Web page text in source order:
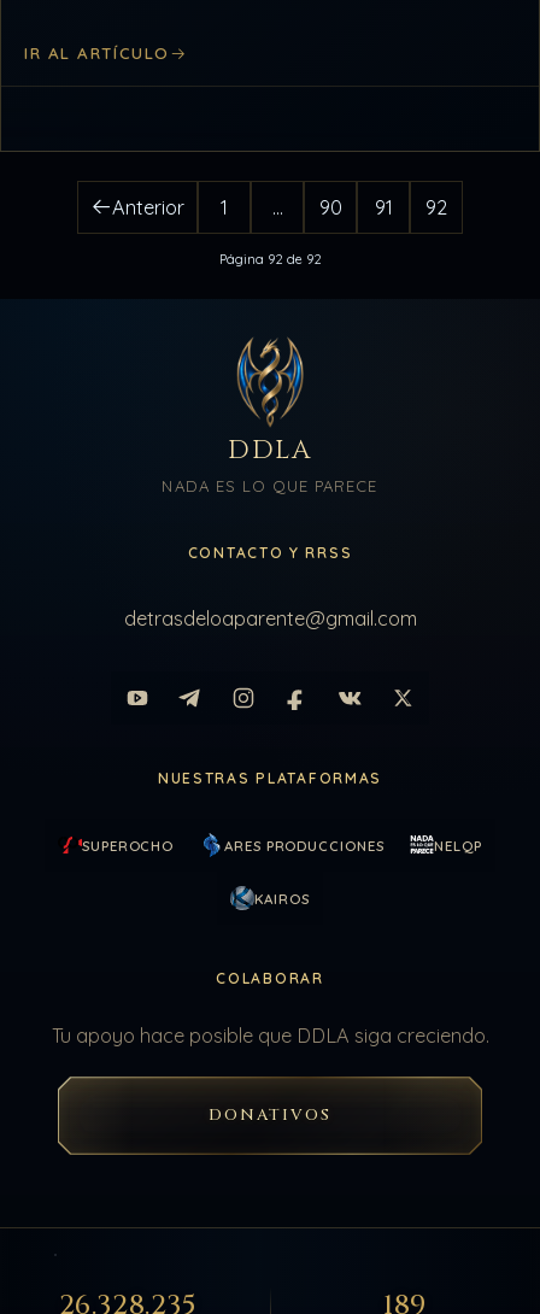
IR AL ARTÍCULO
Anterior 1 … 90 91 92
Página 92 de 92
DDLA
NADA ES LO QUE PARECE
CONTACTO Y RRSS
detrasdeloaparente@gmail.com
NUESTRAS PLATAFORMAS
SUPEROCHO ARES PRODUCCIONES NELQP
KAIROS
COLABORAR
Tu apoyo hace posible que DDLA siga creciendo.
DONATIVOS
26.328.235 189